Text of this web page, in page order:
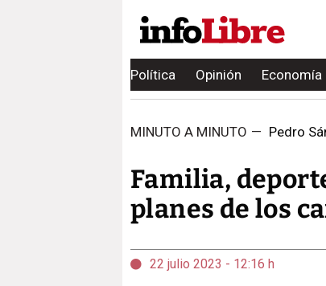
Política Opinión Economía
MINUTO A MINUTO — Pedro
Familia,
planes de los
22 julio 2023 - 12:16 h